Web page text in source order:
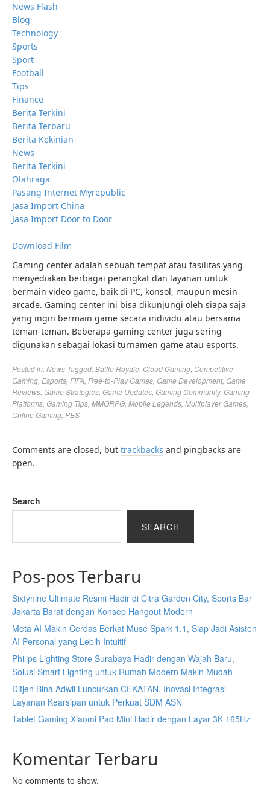
News Flash
Blog
Technology
Sports
Sport
Football
Tips
Finance
Berita Terkini
Berita Terbaru
Berita Kekinian
News
Berita Terkini
Olahraga
Pasang Internet Myrepublic
Jasa Import China
Jasa Import Door to Door
Download Film
Gaming center adalah sebuah tempat atau fasilitas yang
menyediakan berbagai perangkat dan layanan untuk
bermain video game, baik di PC, konsol, maupun mesin
arcade. Gaming center ini bisa dikunjungi oleh siapa saja
yang ingin bermain game secara individu atau bersama
teman-teman. Beberapa gaming center juga sering
digunakan sebagai lokasi turnamen game atau esports.
Posted in:News Tagged:Battle Royale Cloud Gaming Competitive
Gaming Esports FIFA Free-to-Play Games Game Development, Game
Reviews Game Strategies Game Updates Gaming Community, Gaming
Platforms Gaming Tips MMORPG Mobile Legends Multiplayer Games
Online Gaming PES
Comments are closed, but trackbacks and pingbacks are
open.
Search
SEARCH
Pos-pos Terbaru
Sixtynine Ultimate Resmi Hadir di Citra Garden City, Sports Bar
Jakarta Barat dengan Konsep Hangout Modern
Meta AI Makin Cerdas Berkat Muse Spark 1.1, Siap Jadi Asisten
AI Personal yang Lebih Intuitif
Philips Lighting Store Surabaya Hadir dengan Wajah Baru,
Solusi Smart Lighting untuk Rumah Modern Makin Mudah
Ditjen Bina Adwil Luncurkan CEKATAN, Inovasi Integrasi
Layanan Kearsipan untuk Perkuat SDM ASN
Tablet Gaming Xiaomi Pad Mini Hadir dengan Layar 3K 165Hz
Komentar Terbaru
No comments to show.